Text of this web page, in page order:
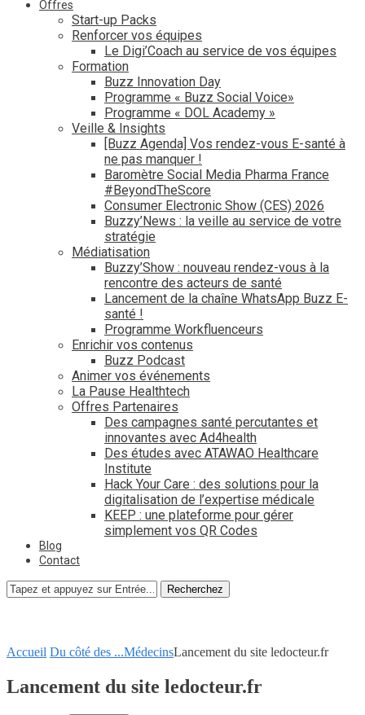
Offres
Start-up Packs
Renforcer vos équipes
Le Digi’Coach au service de vos équipes
Formation
Buzz Innovation Day
Programme « Buzz Social Voice»
Programme « DOL Academy »
Veille & Insights
[Buzz Agenda] Vos rendez-vous E-santé à
ne pas manquer !
Baromètre Social Media Pharma France
#BeyondTheScore
Consumer Electronic Show (CES) 2026
Buzzy’News : la veille au service de votre
stratégie
Médiatisation
Buzzy’Show : nouveau rendez-vous à la
rencontre des acteurs de santé
Lancement de la chaîne WhatsApp Buzz E-
santé !
Programme Workfluenceurs
Enrichir vos contenus
Buzz Podcast
Animer vos événements
La Pause Healthtech
Offres Partenaires
Des campagnes santé percutantes et
innovantes avec Ad4health
Des études avec ATAWAO Healthcare
Institute
Hack Your Care : des solutions pour la
digitalisation de l’expertise médicale
KEEP : une plateforme pour gérer
simplement vos QR Codes
Blog
Contact
Recherchez
Accueil Du côté des ...MédecinsLancement du site ledocteur.fr
Lancement du site ledocteur.fr